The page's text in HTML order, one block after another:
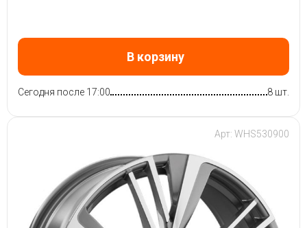
В корзину
Сегодня после 17:00 8 шт.
Арт: WHS530900